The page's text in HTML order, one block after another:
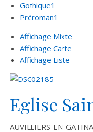
Gothique1
Préroman1
Affichage Mixte
Affichage Carte
Affichage Liste
Eglise
AUVILLIERS-EN-